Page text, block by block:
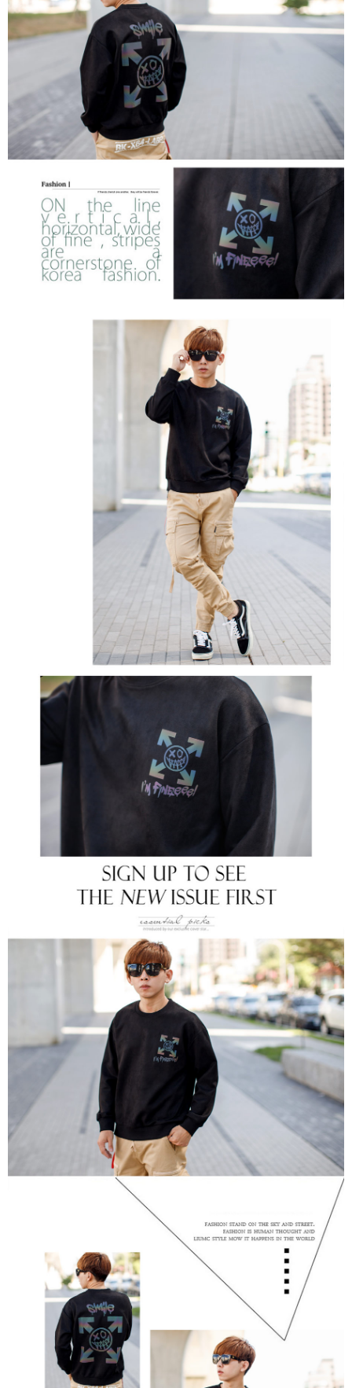
３．收到繳費通知簡訊後14天內，點擊此簡訊中的連結，可透過四大超商／
ATM／網路銀行／等多元方式進行付款，方視為交易完成。
※ 請注意：結帳手續完成當下不需立刻繳費，但若您需要取消訂單，請聯絡
購買商品的店家。未經商家同意取消之訂單仍視為有效，需透過AFTEE先享
後付繳納相關費用。
※ 交易是否成功請以「AFTEE先享後付 」之結帳頁面顯示為準，若有關於
是否繳費成功／繳費後需取消欲退款等相關疑問，請聯繫「AFTEE先享後付
客戶支援中心」 https://netprotections.freshdesk.com/support/home
【注意事項】
１．透過由恩沛科技股份有限公司提供之「AFTEE先享後付」服務完成之交
易，需依本服務之必要範圍內提供個人資料，並將交易相關給付款項請求債
２．關於個人資料處理事宜，請瀏覽以下網址：
https://aftee.tw/terms/#terms3
３．未成年的使用者請事先徵得法定代理人或監護人之同意方可使用
「AFTEE先享後付」，若未經同意申辦者引起之損失，本公司不負相關責
４．使用「AFTEE先享後付」時，將依據個別帳號之用戶狀況，依本公司即
時審查核予不同之上限額度；若仍有額度不足之情形，本公司將視審查結果
５．嚴禁一人註冊多個帳號或使用他人資訊註冊。若發現惡意使用之情形，
恩沛科技股份有限公司將有權停止該用戶之使用額度並採取法律行動。
7-11付款取貨
每筆NT$80，滿NT$1,800(含以上)免運費
先付款後7-11取貨
每筆NT$80，滿NT$1,800(含以上)免運費
宅配
每筆NT$120，滿NT$3,000(含以上)免運費